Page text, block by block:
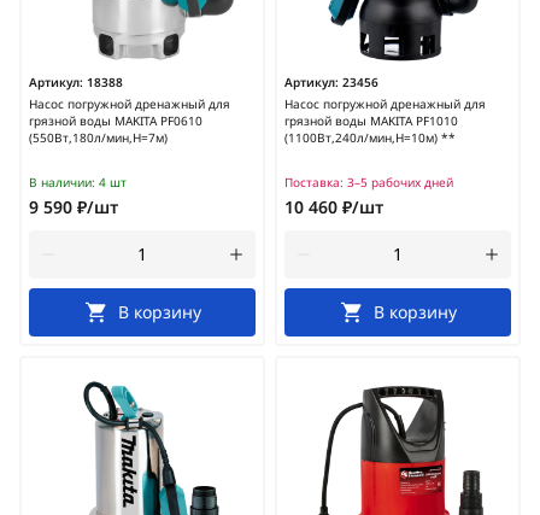
Артикул: 18388
Насос погружной дренажный для
грязной воды MAKITA PF0610
(550Вт,180л/мин,H=7м)
В наличии: 4 шт
9 590 ₽/шт
В корзину
Артикул: 23456
Насос погружной дренажный для
грязной воды MAKITA PF1010
(1100Вт,240л/мин,H=10м) **
Поставка: 3–5 рабочих дней
10 460 ₽/шт
В корзину